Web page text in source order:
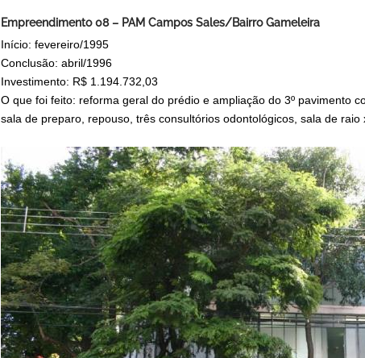
Empreendimento 08 – PAM Campos Sales/Bairro Gameleira
Início: fevereiro/1995
Conclusão: abril/1996
Investimento: R$ 1.194.732,03
O que foi feito: reforma geral do prédio e ampliação do 3º pavimento
sala de preparo, repouso, três consultórios odontológicos, sala de